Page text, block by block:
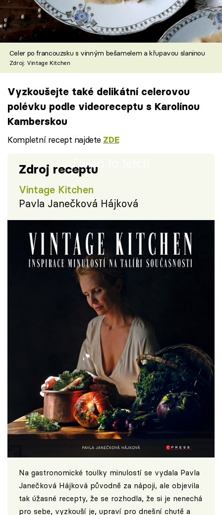
Celer po francouzsku s vinným bešamelem a křupavou slaninou
Zdroj: Vintage Kitchen
Vyzkoušejte také delikátní celerovou
polévku podle videoreceptu s Karolínou
Kamberskou
Kompletní recept najdete ZDE
Failed to fetch
Zdroj receptu
Vintage Kitchen
Pavla Janečková Hájková
Na gastronomické toulky minulostí se vydala Pavla
Janečková Hájková původně za nápoji, ale objevila
tak úžasné recepty, že se rozhodla, že si je nenechá
pro sebe, vyzkouší je, upraví pro dnešní chutě a